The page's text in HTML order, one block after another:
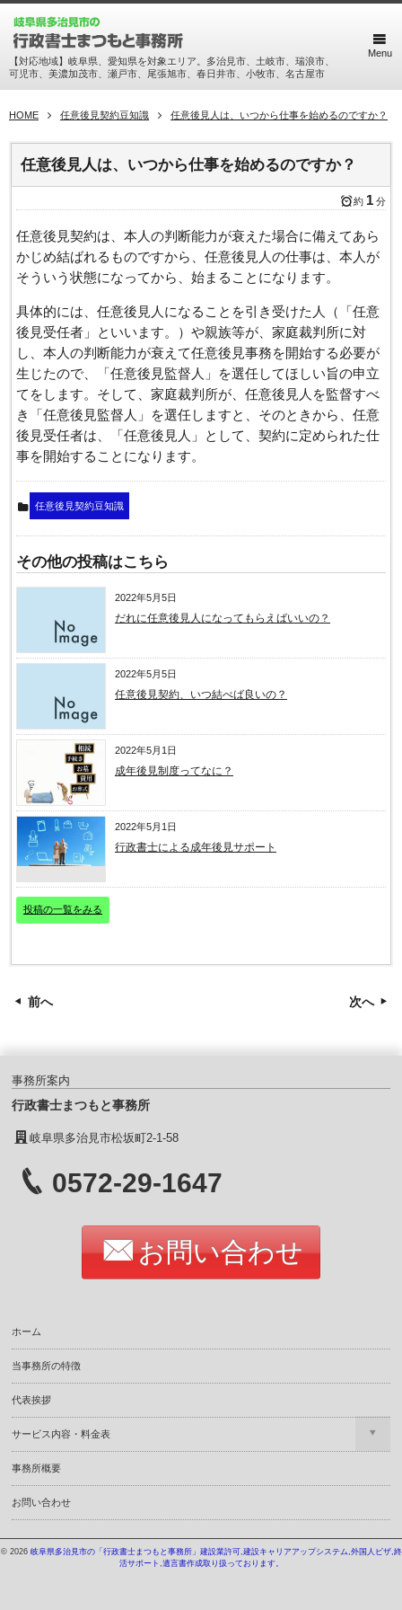
【対応地域】岐阜県、愛知県を対象エリア。多治見市、土岐市、瑞浪市、
可児市、美濃加茂市、瀬戸市、尾張旭市、春日井市、小牧市、名古屋市
Menu
HOME 任意後見契約豆知識 任意後見人は、いつから仕事を始めるのですか？
任意後見人は、いつから仕事を始めるのですか？
約 1 分
任意後見契約は、本人の判断能力が衰えた場合に備えてあら
かじめ結ばれるものですから、任意後見人の仕事は、本人が
そういう状態になってから、始まることになります。
具体的には、任意後見人になることを引き受けた人（「任意
後見受任者」といいます。）や親族等が、家庭裁判所に対
し、本人の判断能力が衰えて任意後見事務を開始する必要が
生じたので、「任意後見監督人」を選任してほしい旨の申立
てをします。そして、家庭裁判所が、任意後見人を監督すべ
き「任意後見監督人」を選任しますと、そのときから、任意
後見受任者は、「任意後見人」として、契約に定められた仕
事を開始することになります。
任意後見契約豆知識
その他の投稿はこちら
2022年5月5日
だれに任意後見人になってもらえばいいの？
2022年5月5日
任意後見契約、いつ結べば良いの？
2022年5月1日
成年後見制度ってなに？
2022年5月1日
行政書士による成年後見サポート
投稿の一覧をみる
前へ 次へ
事務所案内
行政書士まつもと事務所
岐阜県多治見市松坂町2-1-58
0572-29-1647
お問い合わせ
ホーム
当事務所の特徴
代表挨拶
サービス内容・料金表
事務所概要
お問い合わせ
© 2026 岐阜県多治見市の「行政書士まつもと事務所」建設業許可,建設キャリアアップシステム,外国人ビザ,終
活サポート,遺言書作成取り扱っております。